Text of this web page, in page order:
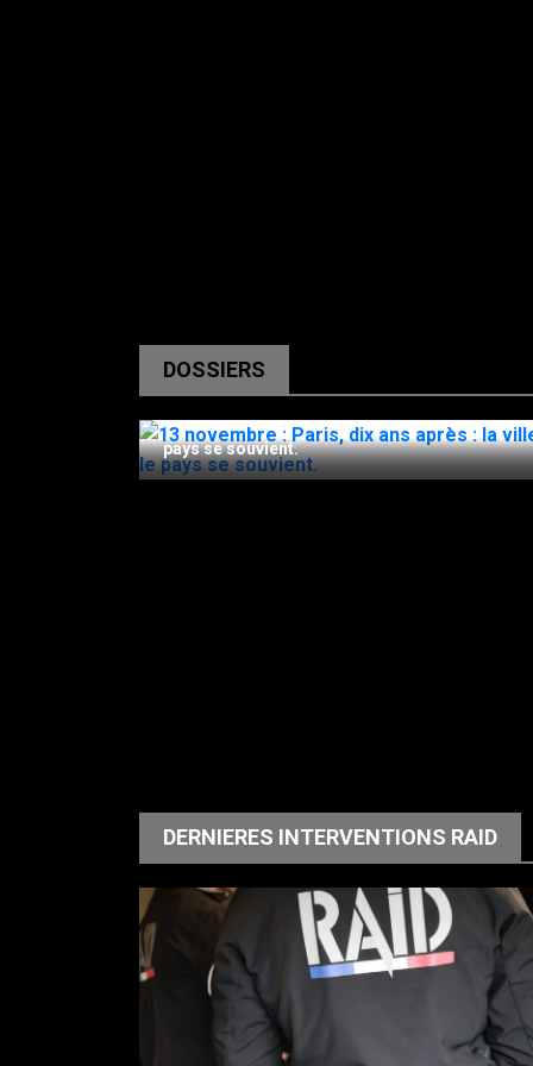
DOSSIERS
13 Novembre 2025
13 novembre : Paris, dix ans après : la ville se
pays se souvient.
DERNIERES INTERVENTIONS RAID